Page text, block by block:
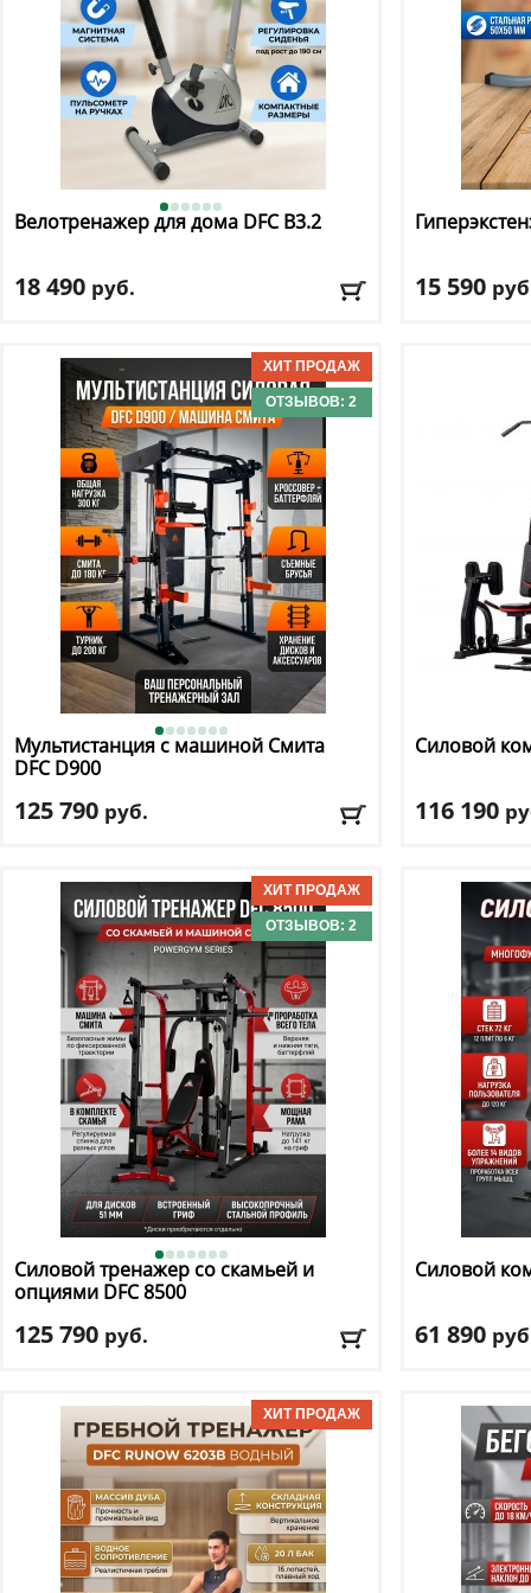
Велотренажер для дома DFCB3.2
18 490 руб.
Макс. вес: 100 кг
Посадка: вертикальная
: черный
Система нагружения: магнитная
Доставка:БЕСПЛАТНО, 2-3 дня
15 590
ОТЗЫВОВ: 2
Мультистанция с машиной Смита
DFCD900
125 790 руб.
Доставка:БЕСПЛАТНО, 2-3 дня
Силовой
116 190
Доставка:
ОТЗЫВОВ: 2
Силовой тренажер со скамьей и
опциями DFC8500
125 790 руб.
Доставка:БЕСПЛАТНО, 2-3 дня
Силовой
61 890
Доставка: